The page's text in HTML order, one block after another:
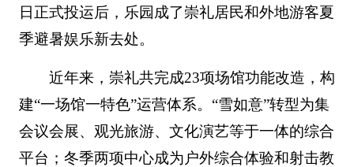
日正式投运后，乐园成了崇礼居民和外地游客夏
季避暑娱乐新去处。
近年来，崇礼共完成23项场馆功能改造，构
建“一场馆一特色”运营体系。“雪如意”转型为集
会议会展、观光旅游、文化演艺等于一体的综合
平台；冬季两项中心成为户外综合体验和射击教